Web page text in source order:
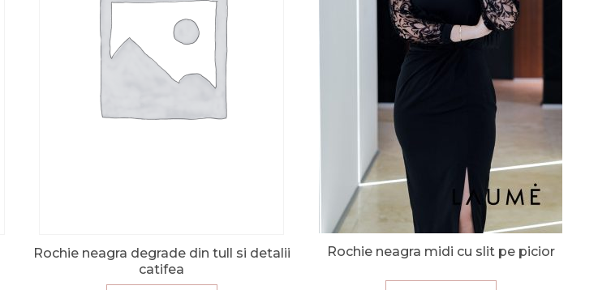
Rochie neagra degrade din tull si detalii
catifea
Rochie neagra midi cu slit pe picior